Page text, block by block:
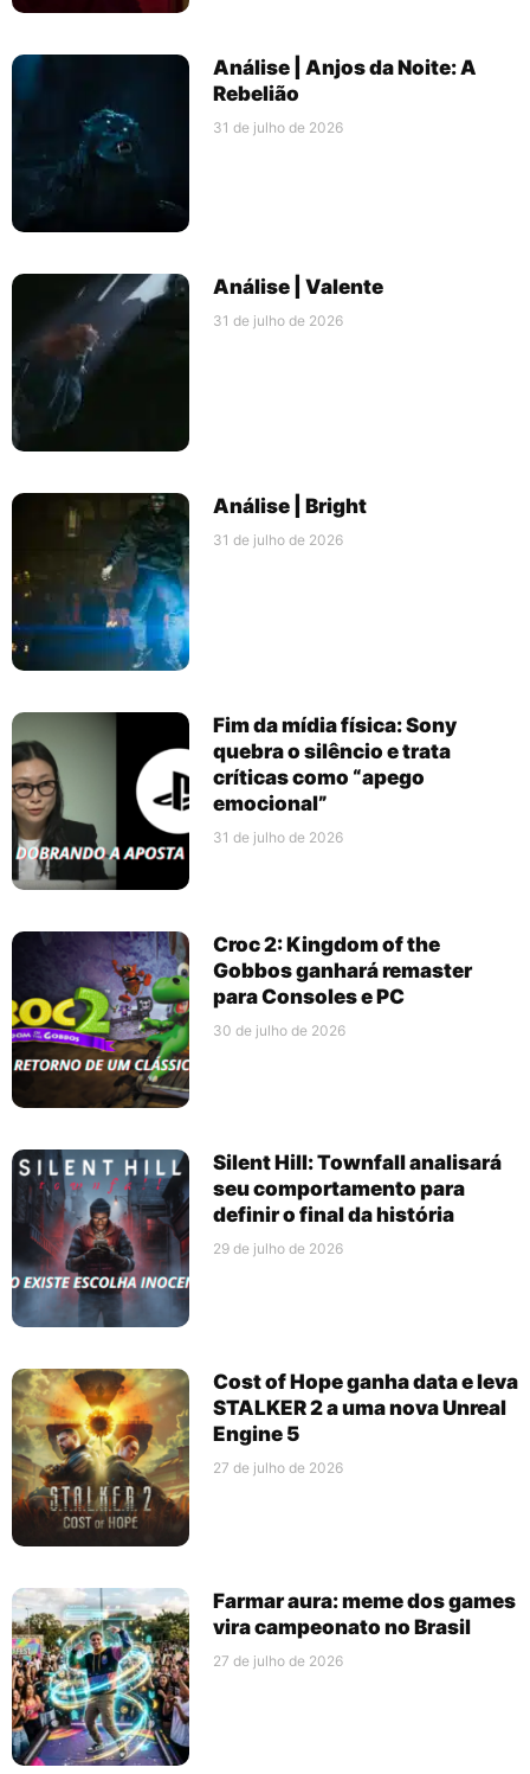
Análise | Anjos da Noite: A
Rebelião
31 de julho de 2026
Análise | Valente
31 de julho de 2026
Análise | Bright
31 de julho de 2026
Fim da mídia física: Sony
quebra o silêncio e trata
críticas como “apego
emocional”
31 de julho de 2026
Croc 2: Kingdom of the
Gobbos ganhará remaster
para Consoles e PC
30 de julho de 2026
Silent Hill: Townfall analisará
seu comportamento para
definir o final da história
29 de julho de 2026
Cost of Hope ganha data e leva
STALKER 2 a uma nova Unreal
Engine 5
27 de julho de 2026
Farmar aura: meme dos games
vira campeonato no Brasil
27 de julho de 2026